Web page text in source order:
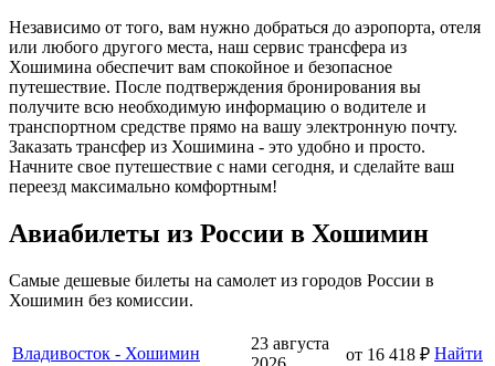
Независимо от того, вам нужно добраться до аэропорта, отеля
или любого другого места, наш сервис трансфера из
Хошимина обеспечит вам спокойное и безопасное
путешествие. После подтверждения бронирования вы
получите всю необходимую информацию о водителе и
транспортном средстве прямо на вашу электронную почту.
Заказать трансфер из Хошимина - это удобно и просто.
Начните свое путешествие с нами сегодня, и сделайте ваш
переезд максимально комфортным!
Авиабилеты из России в Хошимин
Самые дешевые билеты на самолет из городов России в
Хошимин без комиссии.
Владивосток - Хошимин
23 августа
от 16 418 ₽ Найти